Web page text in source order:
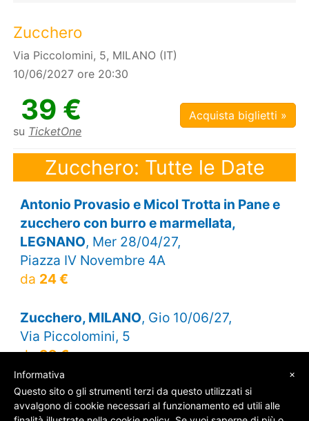
Zucchero
Via Piccolomini, 5, MILANO (IT)
10/06/2027 ore 20:30
39 €
su TicketOne
Acquista biglietti »
Zucchero: Tutte le Date
Antonio Provasio e Micol Trotta in Pane e
zucchero con burro e marmellata,
LEGNANO, Mer 28/04/27,
Piazza IV Novembre 4A
da 24 €
Zucchero, MILANO, Gio 10/06/27,
Via Piccolomini, 5
da39 €
×
Informativa
Questo sito o gli strumenti terzi da questo utilizzati si
avvalgono di cookie necessari al funzionamento ed utili alle